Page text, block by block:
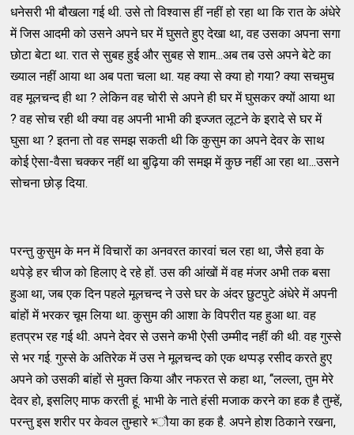
धनेसरी भी बौखला गई थी. उसे तो विश्‍वास हीं नहीं हो रहा था कि रात के अंधेरे
में जिस आदमी को उसने अपने घर में घुसते हुए देखा था, वह उसका अपना सगा
छोटा बेटा था. रात से सुबह हुई और सुबह से शाम...अब तब उसे अपने बेटे का
ख्‍याल नहीं आया था अब पता चला था. यह क्‍या से क्‍या हो गया? क्‍या सचमुच
वह मूलचन्‍द ही था ? लेकिन वह चोरी से अपने ही घर में घुसकर क्‍यों आया था
? वह सोच रही थी क्‍या वह अपनी भाभी की इज्‍जत लूटने के इरादे से घर में
घुसा था ? इतना तो वह समझ सकती थी कि कुसुम का अपने देवर के साथ
कोई ऐसा-वैसा चक्‍कर नहीं था बुढ़िया की समझ में कुछ नहीं आ रहा था...उसने
सोचना छोड़ दिया.
परन्‍तु कुसुम के मन में विचारों का अनवरत कारवां चल रहा था, जैसे हवा के
थपेड़े हर चीज को हिलाए दे रहे हों. उस की आंखों में वह मंजर अभी तक बसा
हुआ था, जब एक दिन पहले मूलचन्‍द ने उसे घर के अंदर छुटपुटे अंधेरे में अपनी
बांहों में भरकर चूम लिया था. कुसुम की आशा के विपरीत यह हुआ था. वह
हतप्रभ रह गई थी. अपने देवर से उसने कभी ऐसी उम्‍मीद नहीं की थी. वह गुस्‍से
से भर गई. गुस्‍से के अतिरेक में उस ने मूलचन्‍द को एक थप्‍पड़ रसीद करते हुए
अपने को उसकी बांहों से मुक्‍त किया और नफरत से कहा था, ‘‘लल्‍ला, तुम मेरे
देवर हो, इसलिए माफ करती हूं. भाभी के नाते हंसी मजाक करने का हक है तुम्‍हें,
परन्‍तु इस शरीर पर केवल तुम्‍हारे भ्‍ौया का हक है. अपने होश ठिकाने रखना,